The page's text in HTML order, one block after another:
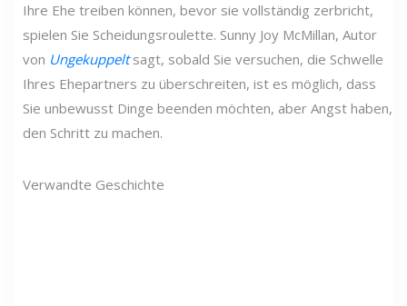
Ihre Ehe treiben können, bevor sie vollständig zerbricht,
spielen Sie Scheidungsroulette. Sunny Joy McMillan, Autor
von Ungekuppelt sagt, sobald Sie versuchen, die Schwelle
Ihres Ehepartners zu überschreiten, ist es möglich, dass
Sie unbewusst Dinge beenden möchten, aber Angst haben,
den Schritt zu machen.
Verwandte Geschichte